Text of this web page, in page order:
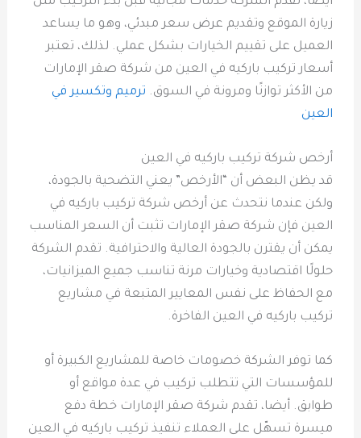
زيارة الموقع وتقديم عرض سعر مبدئي، وهو ما يساعد
العميل على تقييم الخيارات بشكل عملي. لذلك، تعتبر
أسعار تركيب باركيه في العين من شركة صقر الإمارات
من الأكثر توازنًا ومرونة في السوق. ترميم وتكسير في
العين
أرخص شركة تركيب باركيه في العين
قد يظن البعض أن “الأرخص” يعني التضحية بالجودة،
ولكن عندما نتحدث عن أرخص شركة تركيب باركيه في
العين فإن شركة صقر الإمارات تثبت أن السعر المناسب
يمكن أن يقترن بالجودة العالية والاحترافية. تقدم الشركة
حلولًا اقتصادية وخيارات مرنة تناسب جميع الميزانيات،
مع الحفاظ على نفس المعايير المتبعة في مشاريع
تركيب باركيه في العين الفاخرة.
كما توفر الشركة خصومات خاصة للمشاريع الكبيرة أو
للمؤسسات التي تتطلب تركيب في عدة مواقع أو
طوابق. أيضا، تقدم شركة صقر الإمارات خطة دفع
ميسرة تسهّل على العملاء تنفيذ تركيب باركيه في العين